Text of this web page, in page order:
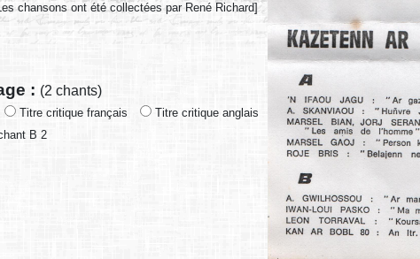
chansons ont été collectées par René Richard]
: (2 chants)
Titre critique français
Titre critique anglais
B 2